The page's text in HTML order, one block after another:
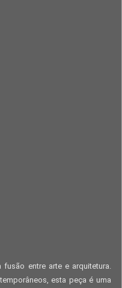
entre arte e arquitetura.
esta peça é uma